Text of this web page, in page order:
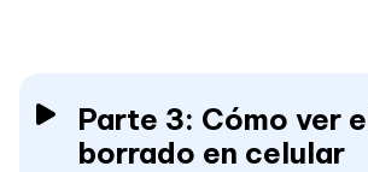
Parte 3: Cómo ver
borrado en celular